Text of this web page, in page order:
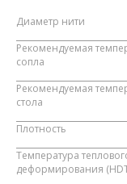
Диаметр нити
Рекомендуемая
сопла
Рекомендуемая
стола
Плотность
Температура
деформирования